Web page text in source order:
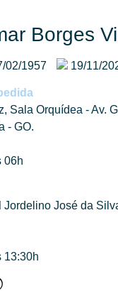
Borges
02/1957 19/11/
Sala Orquídea - Av.
- GO.
06h
José da
13:30h